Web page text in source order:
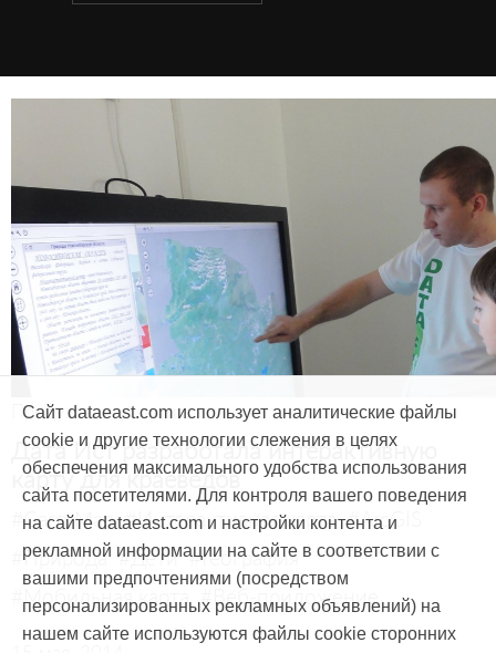
Продукты и услуги
Дата Ист разработала интерактивную
карту для краеведов
#CarryMap #Интерактивная карта #ArcGIS
#Природа #Дети #География
#Мобильная карта #Веб-приложение
Сайт dataeast.com использует аналитические файлы
cookie и другие технологии слежения в целях
обеспечения максимального удобства использования
сайта посетителями. Для контроля вашего поведения
на сайте dataeast.com и настройки контента и
рекламной информации на сайте в соответствии с
вашими предпочтениями (посредством
персонализированных рекламных объявлений) на
нашем сайте используются файлы cookie сторонних